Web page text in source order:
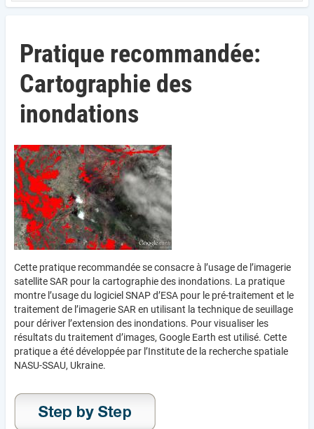
Pratique recommandée:
Cartographie des
inondations
Cette pratique recommandée se consacre à l’usage de l’imagerie
satellite SAR pour la cartographie des inondations. La pratique
montre l’usage du logiciel SNAP d’ESA pour le pré-traitement et le
traitement de l’imagerie SAR en utilisant la technique de seuillage
pour dériver l’extension des inondations. Pour visualiser les
résultats du traitement d’images, Google Earth est utilisé. Cette
pratique a été développée par l’Institute de la recherche spatiale
NASU-SSAU, Ukraine.